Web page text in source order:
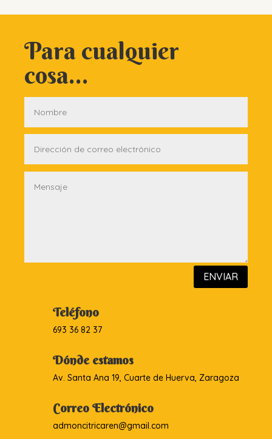
Para cualquier
cosa...
ENVIAR
Teléfono
693 36 82 37
Dónde estamos
Av. Santa Ana 19, Cuarte de Huerva, Zaragoza
Correo Electrónico
admoncitricaren@gmail.com